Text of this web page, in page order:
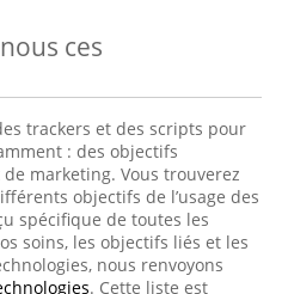
ces
trackers et des scripts pour
: des objectifs
marketing. Vous trouverez
objectifs de l’usage des
spécifique de toutes les
soins, les objectifs liés et les
nous renvoyons
. Cette liste est